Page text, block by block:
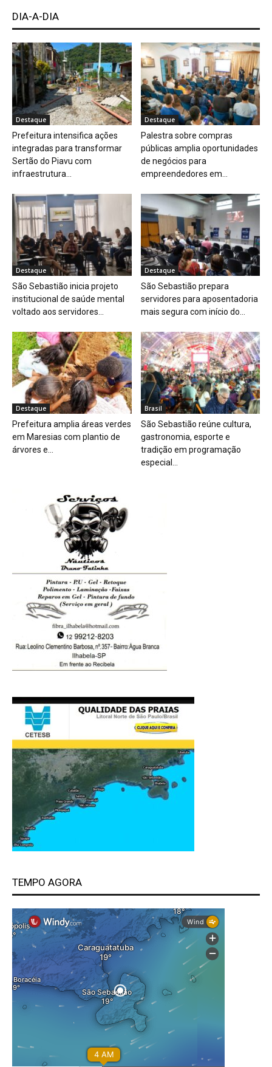
DIA-A-DIA
Destaque
Prefeitura intensifica ações
integradas para transformar
Sertão do Piavu com
infraestrutura...
Destaque
Palestra sobre compras
públicas amplia oportunidades
de negócios para
empreendedores em...
Destaque
São Sebastião inicia projeto
institucional de saúde mental
voltado aos servidores...
Destaque
São Sebastião prepara
servidores para aposentadoria
mais segura com início do...
Destaque
Prefeitura amplia áreas verdes
em Maresias com plantio de
árvores e...
Brasil
São Sebastião reúne cultura,
gastronomia, esporte e
tradição em programação
especial...
TEMPO AGORA